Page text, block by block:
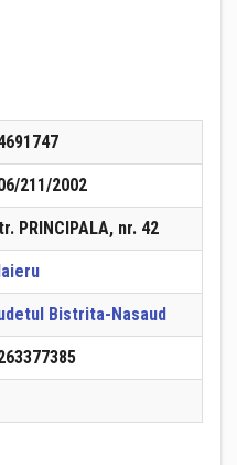
211/2002
PRINCIPALA, nr. 42
Bistrita-Nasaud